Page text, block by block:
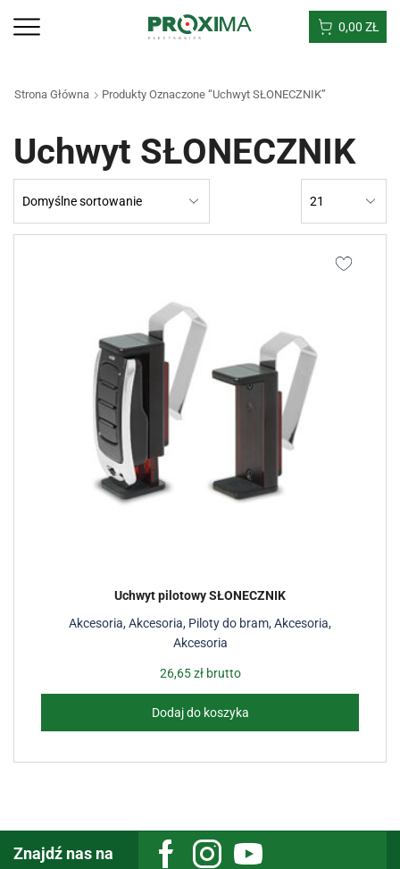
0,00 ZŁ
Strona Główna Produkty Oznaczone “Uchwyt SŁONECZNIK”
Uchwyt SŁONECZNIK
Akcesoria,Akcesoria, Piloty do bram,Akcesoria,
Akcesoria
Uchwyt pilotowy SŁONECZNIK
26,65złbrutto
Dodaj do koszyka
Znajdź nas na FacebookInstagramYoutube